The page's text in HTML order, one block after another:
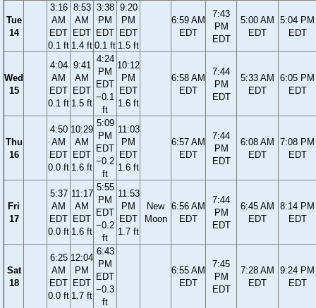
Tue
14
3:16
AM
EDT
0.1 ft
8:53
AM
EDT
1.4 ft
3:38
PM
EDT
0.1 ft
9:20
PM
EDT
1.5 ft
6:59 AM
EDT
7:43
PM
EDT
5:00 AM
EDT
5:04 PM
EDT
Wed
15
4:04
AM
EDT
0.1 ft
9:41
AM
EDT
1.5 ft
4:24
PM
EDT
−0.1
ft
10:12
PM
EDT
1.6 ft
6:58 AM
EDT
7:44
PM
EDT
5:33 AM
EDT
6:05 PM
EDT
Thu
16
4:50
AM
EDT
0.0 ft
10:29
AM
EDT
1.6 ft
5:09
PM
EDT
−0.2
ft
11:03
PM
EDT
1.6 ft
6:57 AM
EDT
7:44
PM
EDT
6:08 AM
EDT
7:08 PM
EDT
Fri
17
5:37
AM
EDT
0.0 ft
11:17
AM
EDT
1.6 ft
5:55
PM
EDT
−0.2
ft
11:53
PM
EDT
1.7 ft
New
Moon
6:56 AM
EDT
7:44
PM
EDT
6:45 AM
EDT
8:14 PM
EDT
Sat
18
6:25
AM
EDT
0.0 ft
12:04
PM
EDT
1.7 ft
6:43
PM
EDT
−0.3
ft
6:55 AM
EDT
7:45
PM
EDT
7:28 AM
EDT
9:24 PM
EDT